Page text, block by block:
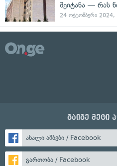
შეიტანა — რას
24 ოქტომბერი 2024,
გაიგე მეტი
ახალი ამბები / Facebook
გართობა / Facebook